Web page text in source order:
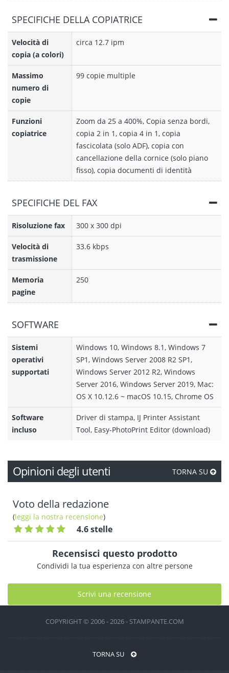
SPECIFICHE DELLA COPIATRICE
Velocità di
copia (a colori)
circa 12.7 ipm
Massimo
numero di
copie
99 copie multiple
Funzioni
copiatrice
Zoom da 25 a 400%, Copia senza bordi,
copia 2 in 1, copia 4 in 1, copia
fascicolata (solo ADF), copia con
cancellazione della cornice (solo piano
fisso), copia documenti di identità
SPECIFICHE DEL FAX
Risoluzione fax 300 x 300 dpi
Velocità di
trasmissione
33.6 kbps
Memoria
pagine
250
SOFTWARE
Sistemi
operativi
supportati
Windows 10, Windows 8.1, Windows 7
SP1, Windows Server 2008 R2 SP1,
Windows Server 2012 R2, Windows
Server 2016, Windows Server 2019, Mac:
OS X 10.12.6 ~ macOS 10.15, Chrome OS
Software
incluso
Driver di stampa, IJ Printer Assistant
Tool, Easy-PhotoPrint Editor (download)
Opinioni degli utenti TORNA SU
Voto della redazione
(leggi la nostra recensione)
4.6 stelle
Recensisci questo prodotto
Condividi la tua esperienza con altre persone
Scrivi una recensione
COPYRIGHT © 2006 - 2026 - STAMPANTE.COM
TORNA SU